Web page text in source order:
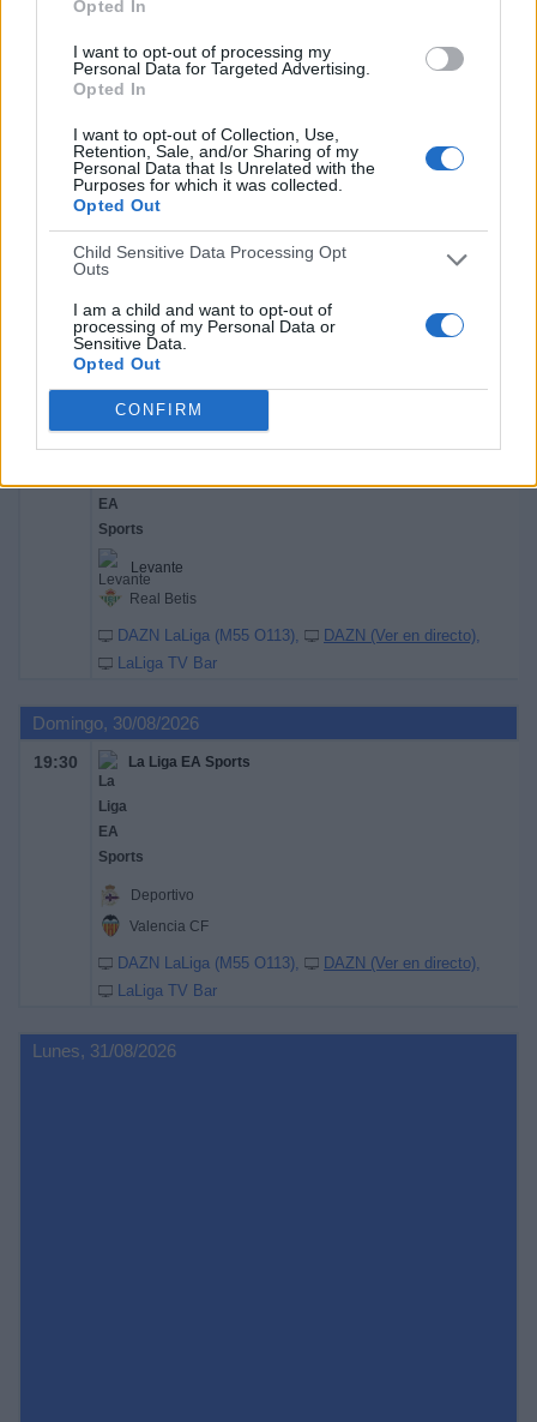
Opted In
I want to opt-out of processing my
Personal Data for Targeted Advertising.
Opted In
I want to opt-out of Collection, Use,
Retention, Sale, and/or Sharing of my
Personal Data that Is Unrelated with the
Purposes for which it was collected.
Opted Out
Child Sensitive Data Processing Opt
Outs
I am a child and want to opt-out of
processing of my Personal Data or
Sensitive Data.
Opted Out
CONFIRM
DAZN App Gratis (Ver gratis)
LaLiga TV Bar
21:30
Alavés
DAZN LaLiga (M55 O113)
DAZN (Ver en directo)
LaLiga TV Bar
Sábado, 29/08/2026
17:00 La Liga EA Sports
Levante
Real Betis
DAZN LaLiga (M55 O113)
DAZN (Ver en directo)
LaLiga TV Bar
Domingo, 30/08/2026
19:30 La Liga EA Sports
Deportivo
Valencia CF
DAZN LaLiga (M55 O113)
DAZN (Ver en directo)
LaLiga TV Bar
Lunes, 31/08/2026